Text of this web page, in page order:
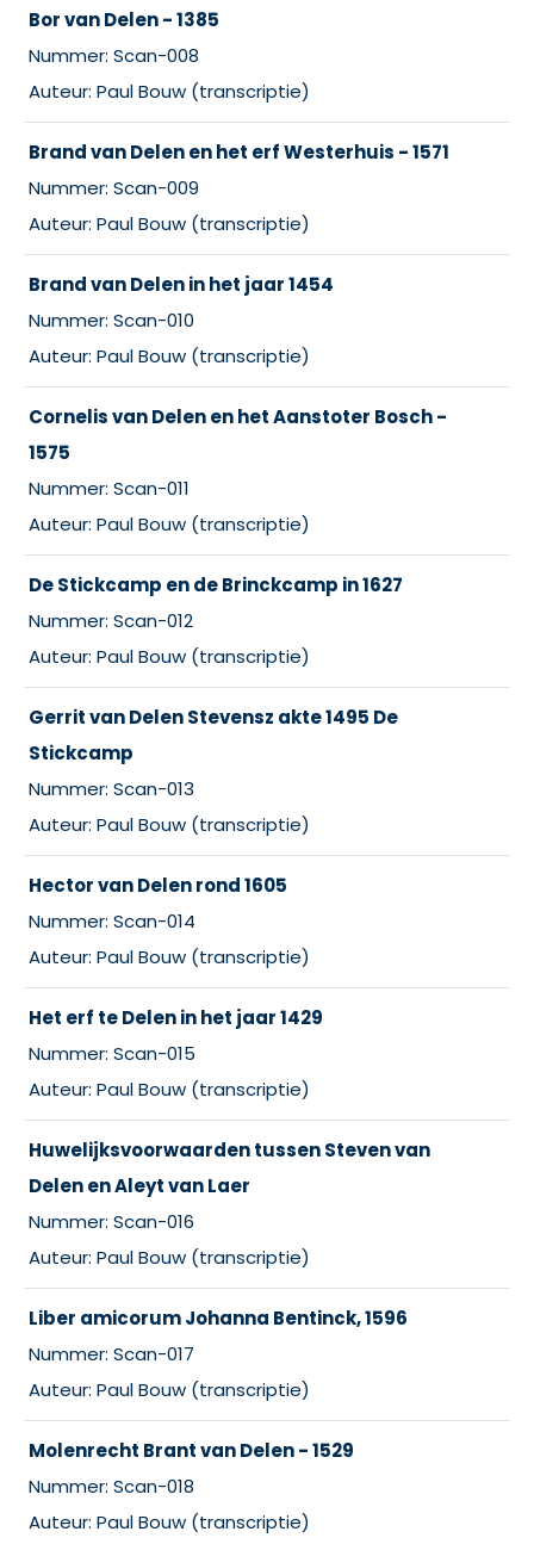
Bor van Delen - 1385
Nummer: Scan-008
Auteur: Paul Bouw (transcriptie)
Brand van Delen en het erf Westerhuis - 1571
Nummer: Scan-009
Auteur: Paul Bouw (transcriptie)
Brand van Delen in het jaar 1454
Nummer: Scan-010
Auteur: Paul Bouw (transcriptie)
Cornelis van Delen en het Aanstoter Bosch -
1575
Nummer: Scan-011
Auteur: Paul Bouw (transcriptie)
De Stickcamp en de Brinckcamp in 1627
Nummer: Scan-012
Auteur: Paul Bouw (transcriptie)
Gerrit van Delen Stevensz akte 1495 De
Stickcamp
Nummer: Scan-013
Auteur: Paul Bouw (transcriptie)
Hector van Delen rond 1605
Nummer: Scan-014
Auteur: Paul Bouw (transcriptie)
Het erf te Delen in het jaar 1429
Nummer: Scan-015
Auteur: Paul Bouw (transcriptie)
Huwelijksvoorwaarden tussen Steven van
Delen en Aleyt van Laer
Nummer: Scan-016
Auteur: Paul Bouw (transcriptie)
Liber amicorum Johanna Bentinck, 1596
Nummer: Scan-017
Auteur: Paul Bouw (transcriptie)
Molenrecht Brant van Delen - 1529
Nummer: Scan-018
Auteur: Paul Bouw (transcriptie)